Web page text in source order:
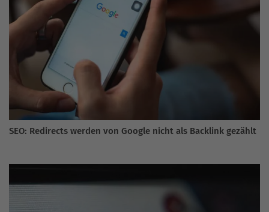
SEO: Redirects werden von Google nicht als Backlink gezählt